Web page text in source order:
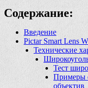
Содержание:
Введение
Pictar Smart Lens
Технические
Тест
Примеры
объектив